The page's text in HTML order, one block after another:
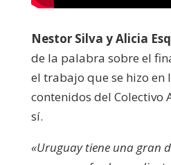
Nestor Silva y Alicia
de la palabra sobre el
el trabajo que se hizo en
contenidos del
sí.
«Uruguay tiene una gran